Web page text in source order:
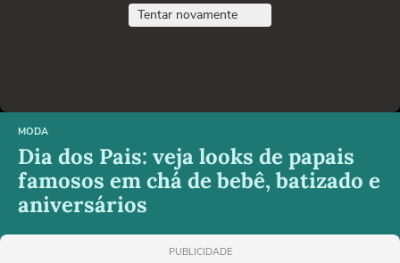
Tentar novamente
MODA
Dia dos Pais: veja looks de papais
famosos em chá de bebê, batizado e
aniversários
PUBLICIDADE